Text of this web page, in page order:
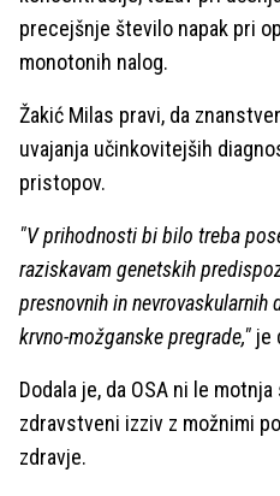
precejšnje število napak pri
monotonih nalog.
Žakić Milas pravi, da
uvajanja učinkovitejših
pristopov.
"V prihodnosti bi bilo treba
raziskavam genetskih
presnovnih in nevrovaskularnih
krvno-možganske pregrade," je
Dodala je, da OSA ni le
zdravstveni izziv z možnimi
zdravje.